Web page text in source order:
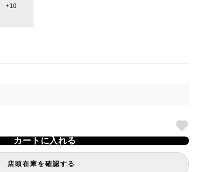
10
カートに入れる
店頭在庫を確認する